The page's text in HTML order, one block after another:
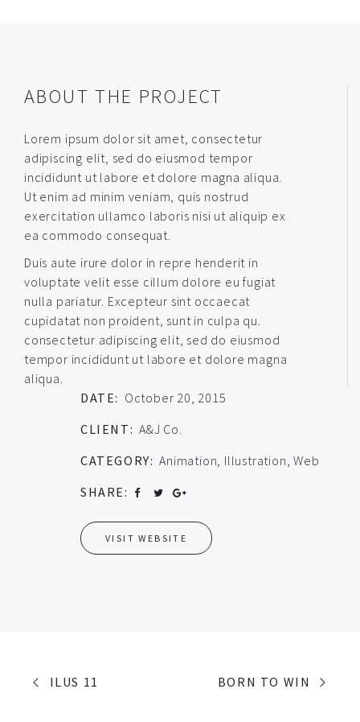
ABOUT THE PROJECT
Lorem ipsum dolor sit amet, consectetur
adipiscing elit, sed do eiusmod tempor
incididunt ut labore et dolore magna aliqua.
Ut enim ad minim veniam, quis nostrud
exercitation ullamco laboris nisi ut aliquip ex
ea commodo consequat.
Duis aute irure dolor in repre henderit in
voluptate velit esse cillum dolore eu fugiat
nulla pariatur. Excepteur sint occaecat
cupidatat non proident, sunt in culpa qu.
consectetur adipiscing elit, sed do eiusmod
tempor incididunt ut labore et dolore magna
aliqua.
DATE: October 20, 2015
CLIENT: A&J Co.
CATEGORY: Animation Illustration ,Web
SHARE:
VISIT WEBSITE
PORTFOLIO
ILUS 11 BORN TO WIN